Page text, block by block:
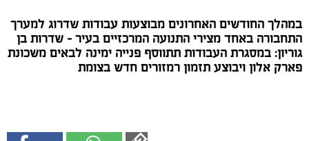
במהלך החודשים האחרונים מבוצעות עבודות שדרוג למערך
התחבורה באחד מצירי התנועה המרכזיים בעיר – שדרות בן
גוריון: במסגרת העבודות תתווסף פנייה ימינה לבאים משכונת
פארק אלון ויבוצע תזמון רמזורים חדש בצומת